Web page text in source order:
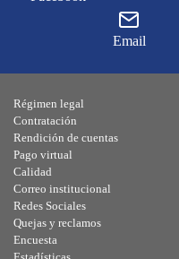
Email
Régimen legal
Contratación
Rendición de cuentas
Pago virtual
Calidad
Correo institucional
Redes Sociales
Quejas y reclamos
Encuesta